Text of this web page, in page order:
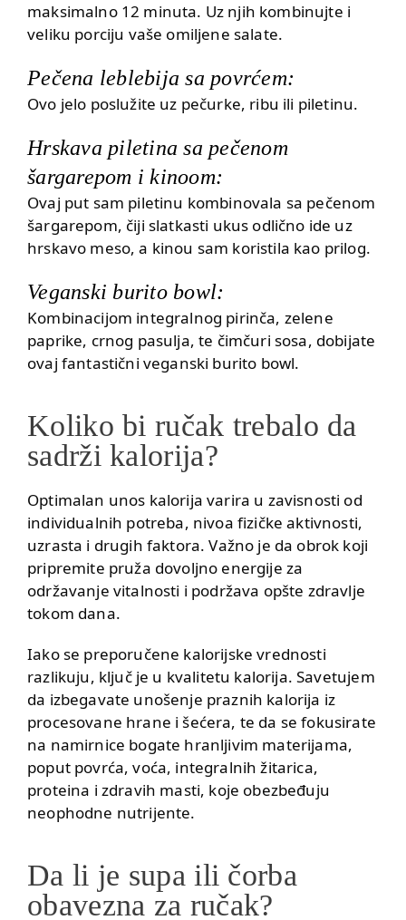
maksimalno 12 minuta. Uz njih kombinujte i
veliku porciju vaše omiljene salate.
Pečena leblebija sa povrćem:
Ovo jelo poslužite uz pečurke, ribu ili piletinu.
Hrskava piletina sa pečenom
šargarepom i kinoom:
Ovaj put sam piletinu kombinovala sa pečenom
šargarepom, čiji slatkasti ukus odlično ide uz
hrskavo meso, a kinou sam koristila kao prilog.
Veganski burito bowl:
Kombinacijom integralnog pirinča, zelene
paprike, crnog pasulja, te čimčuri sosa, dobijate
ovaj fantastični veganski burito bowl.
Koliko bi ručak trebalo da
sadrži kalorija?
Optimalan unos kalorija varira u zavisnosti od
individualnih potreba, nivoa fizičke aktivnosti,
uzrasta i drugih faktora. Važno je da obrok koji
pripremite pruža dovoljno energije za
održavanje vitalnosti i podržava opšte zdravlje
tokom dana.
Iako se preporučene kalorijske vrednosti
razlikuju, ključ je u kvalitetu kalorija. Savetujem
da izbegavate unošenje praznih kalorija iz
procesovane hrane i šećera, te da se fokusirate
na namirnice bogate hranljivim materijama,
poput povrća, voća, integralnih žitarica,
proteina i zdravih masti, koje obezbeđuju
neophodne nutrijente.
Da li je supa ili čorba
obavezna za ručak?